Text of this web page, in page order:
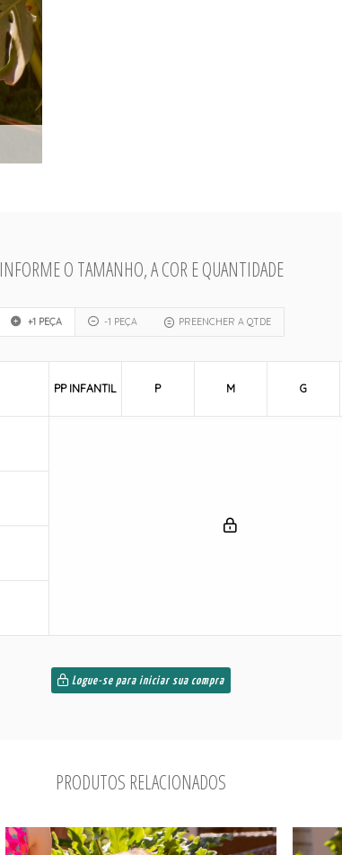
INFORME O TAMANHO, A COR E QUANTIDADE
+1 PEÇA -1 PEÇA PREENCHER A QTDE
PP INFANTIL P M G
Logue-se para iniciar sua compra
PRODUTOS RELACIONADOS